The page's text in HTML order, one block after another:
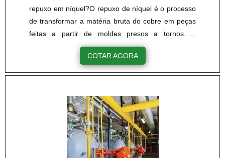
repuxo em níquel?O repuxo de níquel é o processo
de transformar a matéria bruta do cobre em peças
feitas a partir de moldes presos a tornos. A
empresa oferece como diferencial o processo de
fabricação personalizada de peças de acordo com a
necessidade de cada cliente e projeto.Vantagens -
Versatilidade; - Baixo custo de aquisiçãoProdutos
disponibilizados pela empresa - Repuxos; -
Repuxação de cobre; -.
COTAR AGORA